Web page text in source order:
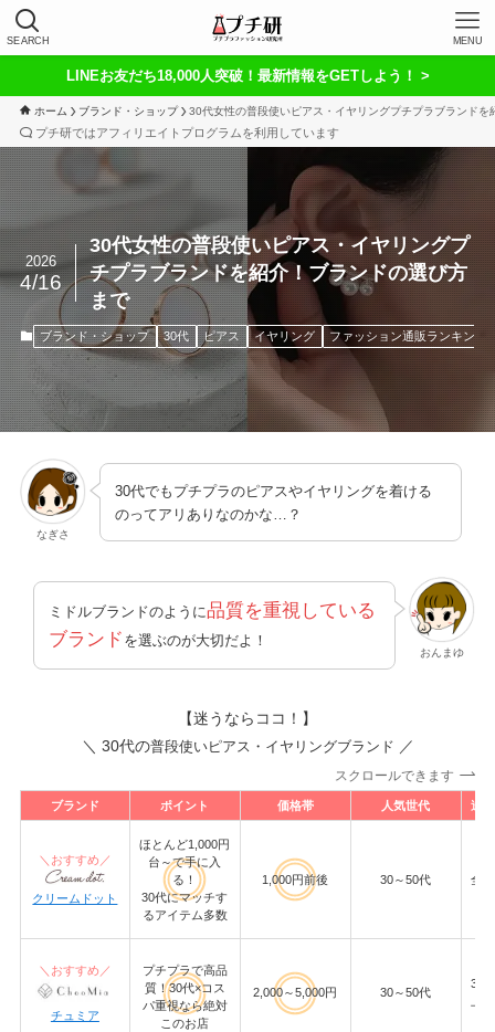
SEARCH MENU
LINEお友だち18,000人突破！最新情報をGETしよう！ >
ホーム ブランド・ショップ 30代女性の普段使いピアス・イヤリングプチプラブランドを
プチ研ではアフィリエイトプログラムを利用しています
30代女性の普段使いピアス・イヤリングプ
チプラブランドを紹介！ブランドの選び方
まで
2026
4/16
ブランド・ショップ 30代 ピアス イヤリング ファッション通販ランキング
なぎさ
30代でもプチプラのピアスやイヤリングを着ける
のってアリありなのかな…？
おんまゆ
ミドルブランドのように品質を重視している
ブランド を選ぶのが大切だよ！
【迷うならココ！】
＼ 30代の普段使いピアス・イヤリングブランド ／
スクロールできます
ブランド ポイント 価格帯 人気世代 送料
＼おすすめ／
クリームドット
ほとんど1,000円
台～で手に入
る！
30代にマッチす
るアイテム多数
1,000円前後 30～50代 全
＼おすすめ／
チュミア
プチプラで高品
質！30代×コス
パ重視なら絶対
このお店
2,000～5,000円 30～50代
390
上